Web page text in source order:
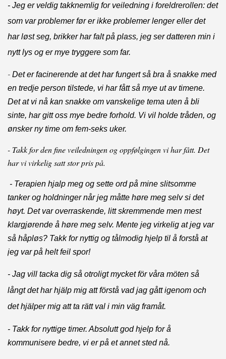
- Jeg er veldig takknemlig for veiledning i foreldrerollen: det
som var problemer før er ikke problemer lenger eller det
har løst seg, brikker har falt på plass, jeg ser datteren min i
nytt lys og er mye tryggere som far.
-Det er facinerende at det har fungert så bra å snakke med
en tredje person tilstede, vi har fått så mye ut av timene.
Det at vi nå kan snakke om vanskelige tema uten å bli
sinte, har gitt oss mye bedre forhold. Vi vil holde tråden, og
ønsker ny time om fem-seks uker.
- Takk for den fine veiledningen og oppfølgingen vi har fått. Det
har vi virkelig satt stor pris på.
- Terapien hjalp meg og sette ord på mine slitsomme
tanker og holdninger når jeg måtte høre meg selv si det
høyt. Det var overraskende, litt skremmende men mest
klargjørende å høre meg selv. Mente jeg virkelig at jeg var
så håpløs? Takk for nyttig og tålmodig hjelp til å forstå at
jeg var på helt feil spor!
- Jag vill tacka dig så otroligt mycket för våra möten så
långt det har hjälp mig att förstå vad jag gått igenom och
det hjälper mig att ta rätt val i min väg framåt.
- Takk for nyttige timer. Absolutt god hjelp for å
kommunisere bedre, vi er på et annet sted nå.